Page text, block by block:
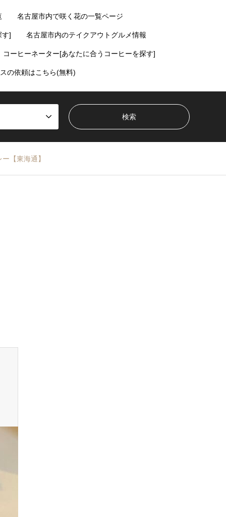
名古屋市内で咲く花の一覧ページ
す] 名古屋市内のテイクアウトグルメ情報
コーヒーネーター[あなたに合うコーヒーを探す]
の依頼はこちら(無料)
【東海通】